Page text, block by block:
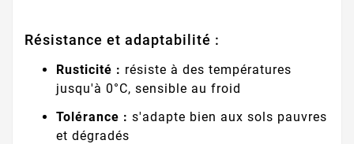
Résistance et adaptabilité :
Rusticité : résiste à des températures
jusqu'à 0°C, sensible au froid
Tolérance : s'adapte bien aux sols pauvres
et dégradés